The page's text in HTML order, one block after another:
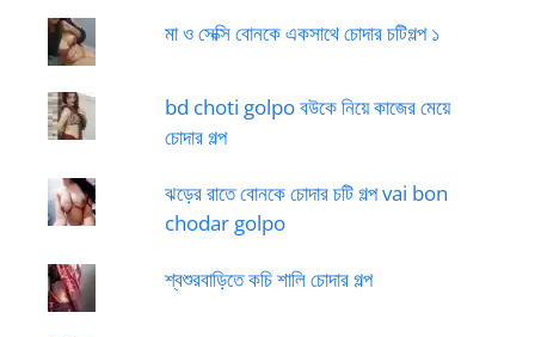
মা ও সেক্সি বোনকে একসাথে চোদার চটিগল্প ১
bd choti golpo বউকে নিয়ে কাজের মেয়ে
চোদার গল্প
ঝড়ের রাতে বোনকে চোদার চটি গল্প vai bon
chodar golpo
শ্বশুরবাড়িতে কচি শালি চোদার গল্প